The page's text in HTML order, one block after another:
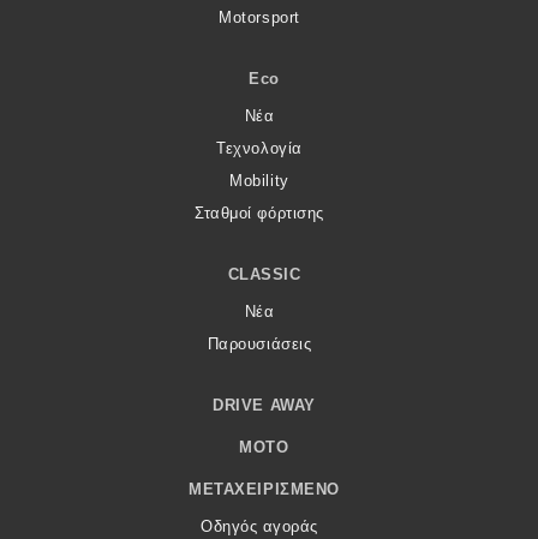
Motorsport
Eco
Νέα
Τεχνολογία
Mobility
Σταθμοί φόρτισης
CLASSIC
Νέα
Παρουσιάσεις
DRIVE AWAY
MOTO
ΜΕΤΑΧΕΙΡΙΣΜΈΝΟ
Οδηγός αγοράς